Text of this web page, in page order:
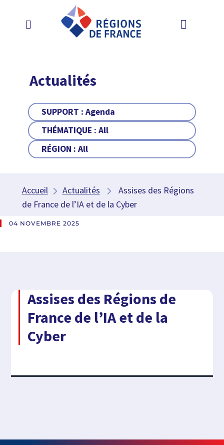
Actualités
SUPPORT :Agenda
THÉMATIQUE :All
RÉGION :All
Accueil Actualités
Assises des Régions
de France de l’IA et de la Cyber
04 NOVEMBRE 2025
Assises des Régions de
France de l’IA et de la
Cyber